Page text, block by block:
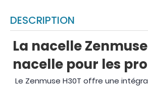
DESCRIPTION
La nacelle
nacelle pour les
Le Zenmuse H30T offre une